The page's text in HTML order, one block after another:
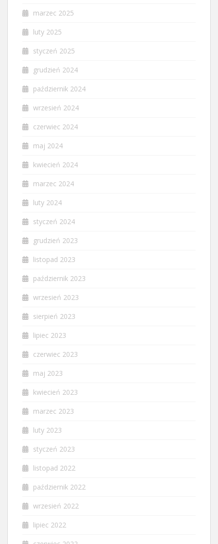
marzec 2025
luty 2025
styczeń 2025
grudzień 2024
październik 2024
wrzesień 2024
czerwiec 2024
maj 2024
kwiecień 2024
marzec 2024
luty 2024
styczeń 2024
grudzień 2023
listopad 2023
październik 2023
wrzesień 2023
sierpień 2023
lipiec 2023
czerwiec 2023
maj 2023
kwiecień 2023
marzec 2023
luty 2023
styczeń 2023
listopad 2022
październik 2022
wrzesień 2022
lipiec 2022